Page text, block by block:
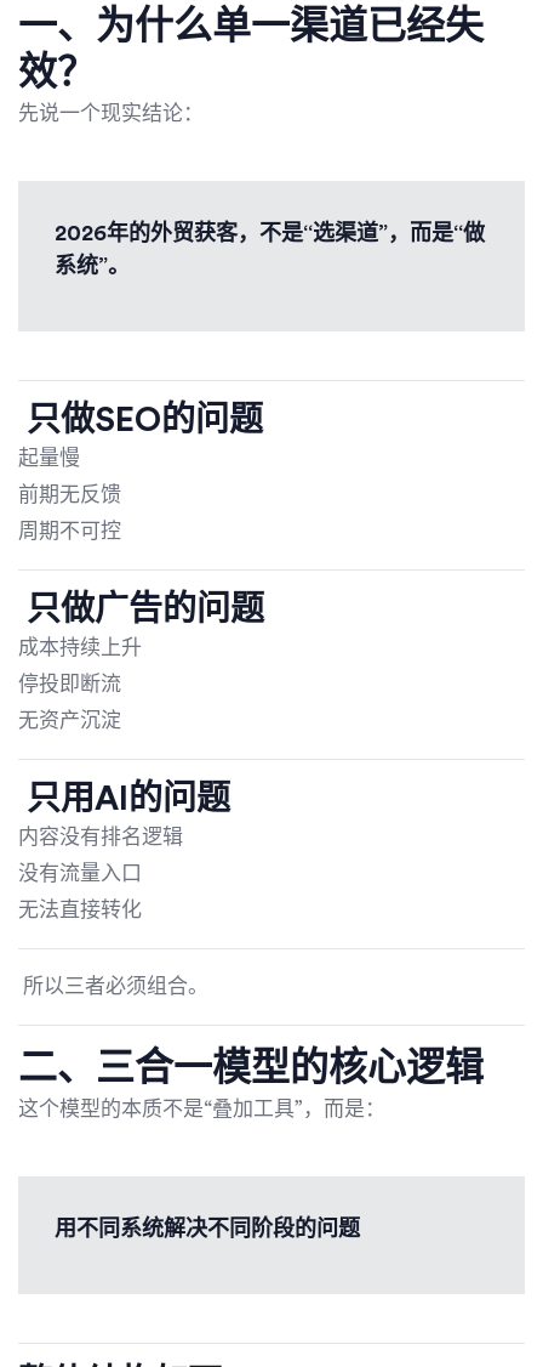
一、为什么单一渠道已经失
效？
先说一个现实结论：
2026年的外贸获客，不是“选渠道”，而是“做
系统”。
只做SEO的问题
起量慢
前期无反馈
周期不可控
只做广告的问题
成本持续上升
停投即断流
无资产沉淀
只用AI的问题
内容没有排名逻辑
没有流量入口
无法直接转化
所以三者必须组合。
二、三合一模型的核心逻辑
这个模型的本质不是“叠加工具”，而是：
用不同系统解决不同阶段的问题